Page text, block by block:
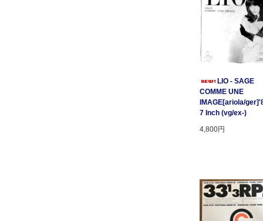
LIO - SAGE
COMME UNE
IMAGE[ariola/
7 Inch (vg/ex-)
4,800円